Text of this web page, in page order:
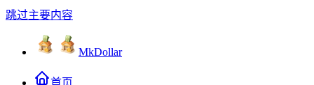
跳过主要内容
MkDollar
首页